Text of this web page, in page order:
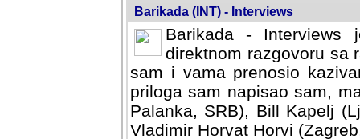
Barikada (INT) - Interviews
Barikada -
direktnom razgovoru sa
sam i vama prenosio
priloga sam napisao sam,
Palanka, SRB), Bill Kapelj
Vladimir Horvat Horvi